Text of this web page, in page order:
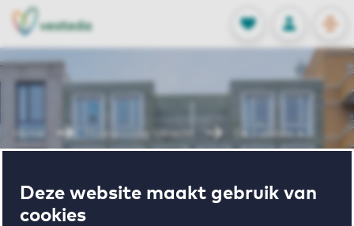
Deze website maakt gebruik van
cookies
FAVORIETEN
Opgeslagen
INLOGGEN
NL
EN
Wonen in De